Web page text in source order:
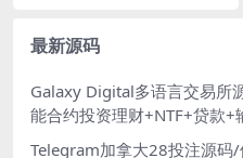
最新源码
Galaxy Digital多语言交易所
能合约投资理财+NTF+贷款+
Telegram加拿大28投注源码